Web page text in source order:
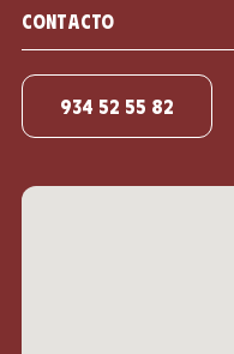
Contacto
934 52 55 82